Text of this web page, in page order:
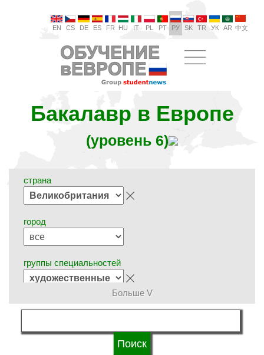
EN CS DE ES FR HU IT PL PT РУ SK TR УК AR 中文
Бакалавр в Европе
(уровень 6)
страна
город
группы специальностей
язык обучения
Больше V